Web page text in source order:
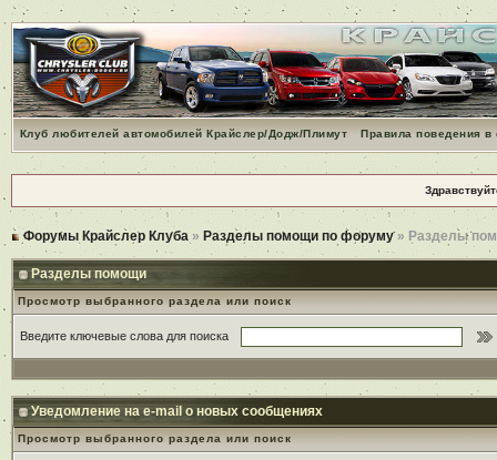
Клуб любителей автомобилей Крайслер/Додж/Плимут Правила поведения
Форумы Крайслер Клуба » Разделы помощи по форуму» Разделы
Разделы помощи
Просмотр выбранного раздела или поиск
Введите ключевые слова для поиска
Уведомление на e-mail о новых сообщениях
Просмотр выбранного раздела или поиск